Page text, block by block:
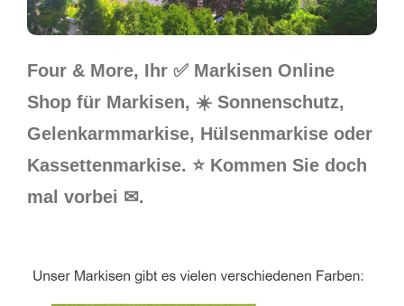
Four & More, Ihr ✅ Markisen Online
Shop für Markisen, ☀️ Sonnenschutz,
Gelenkarmmarkise, Hülsenmarkise oder
Kassettenmarkise. ⭐ Kommen Sie doch
mal vorbei ✉.